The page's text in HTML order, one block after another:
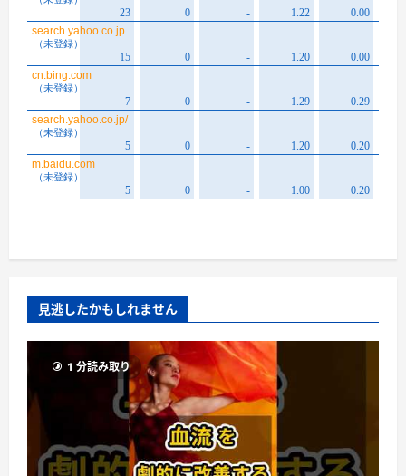
見逃したかもしれません
1 分読み取り